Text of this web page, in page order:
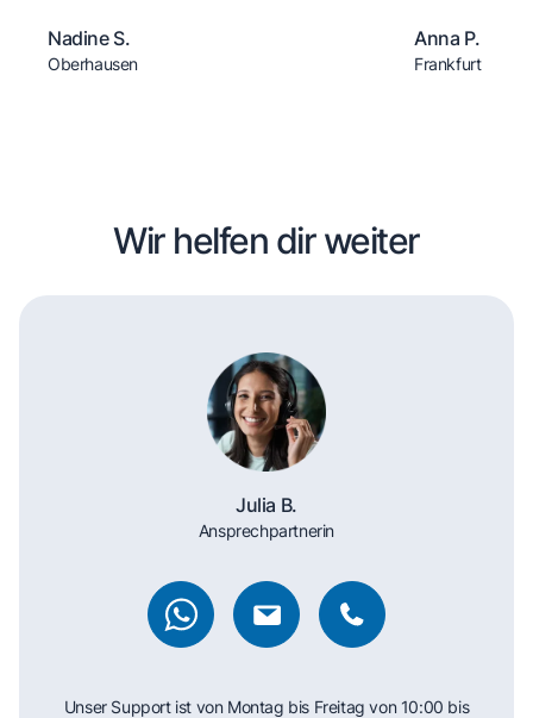
Nadine S.
Oberhausen
Anna P.
Frankfurt
Wir helfen dir weiter
Julia B.
Ansprechpartnerin
Unser Support ist von Montag bis Freitag von 10:00 bis